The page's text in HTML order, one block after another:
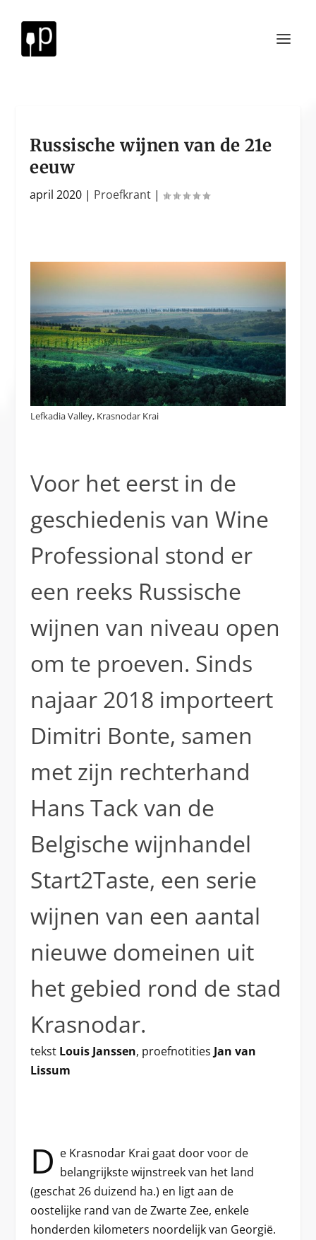
Russische wijnen van de 21e
eeuw
april 2020 | Proefkrant |
Lefkadia Valley, Krasnodar Krai
Voor het eerst in de
geschiedenis van Wine
Professional stond er
een reeks Russische
wijnen van niveau open
om te proeven. Sinds
najaar 2018 importeert
Dimitri Bonte, samen
met zijn rechterhand
Hans Tack van de
Belgische wijnhandel
Start2Taste, een serie
wijnen van een aantal
nieuwe domeinen uit
het gebied rond de stad
Krasnodar.
tekst Louis Janssen, proefnotities Jan van
Lissum
D e Krasnodar Krai gaat door voor de
belangrijkste wijnstreek van het land
(geschat 26 duizend ha.) en ligt aan de
oostelijke rand van de Zwarte Zee, enkele
honderden kilometers noordelijk van Georgië.